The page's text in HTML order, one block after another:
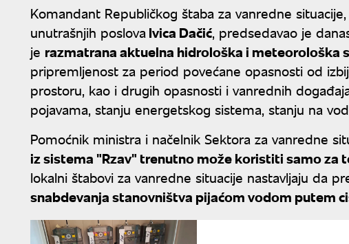
Komandant Republičkog štaba za vanredne
unutrašnjih poslova Ivica Dačić, predsedavao je
je razmatrana aktuelna hidrološka i meteorološka
pripremljenost za period povećane opasnosti od
prostoru, kao i drugih opasnosti i vanrednih
pojavama, stanju energetskog sistema, stanju na
Pomoćnik ministra i načelnik Sektora za vanredne
iz sistema "Rzav" trenutno može koristiti samo za
lokalni štabovi za vanredne situacije nastavljaju da
snabdevanja stanovništva pijaćom vodom putem